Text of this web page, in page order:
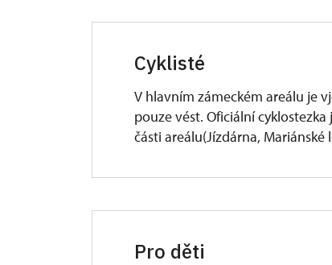
Cyklisté
V hlavním zámeckém areálu je
pouze vést. Oficiální
části areálu(Jízdárna, Mariánské
Pro děti